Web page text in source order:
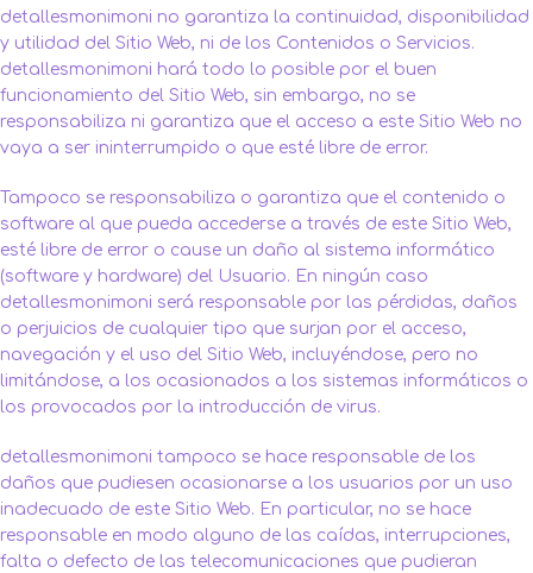
detallesmonimoni no garantiza la continuidad, disponibilidad
y utilidad del Sitio Web, ni de los Contenidos o Servicios.
detallesmonimoni hará todo lo posible por el buen
funcionamiento del Sitio Web, sin embargo, no se
responsabiliza ni garantiza que el acceso a este Sitio Web no
vaya a ser ininterrumpido o que esté libre de error.
Tampoco se responsabiliza o garantiza que el contenido o
software al que pueda accederse a través de este Sitio Web,
esté libre de error o cause un daño al sistema informático
(software y hardware) del Usuario. En ningún caso
detallesmonimoni será responsable por las pérdidas, daños
o perjuicios de cualquier tipo que surjan por el acceso,
navegación y el uso del Sitio Web, incluyéndose, pero no
limitándose, a los ocasionados a los sistemas informáticos o
los provocados por la introducción de virus.
detallesmonimoni tampoco se hace responsable de los
daños que pudiesen ocasionarse a los usuarios por un uso
inadecuado de este Sitio Web. En particular, no se hace
responsable en modo alguno de las caídas, interrupciones,
falta o defecto de las telecomunicaciones que pudieran